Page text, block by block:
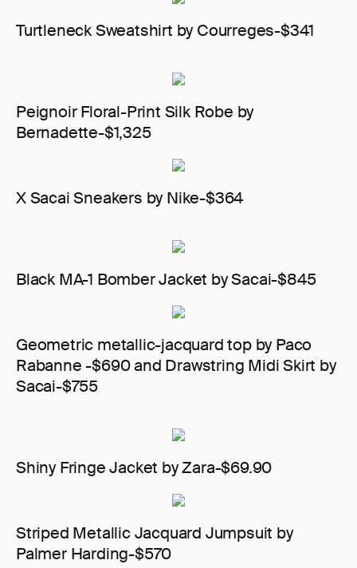
Turtleneck Sweatshirt by Courreges-$341
Peignoir Floral-Print Silk Robe by
Bernadette-$1,325
X Sacai Sneakers by Nike-$364
Black MA-1 Bomber Jacket by Sacai-$845
Geometric metallic-jacquard top by Paco
Rabanne -$690 and Drawstring Midi Skirt by
Sacai-$755
Shiny Fringe Jacket by Zara-$69.90
Striped Metallic Jacquard Jumpsuit by
Palmer Harding-$570